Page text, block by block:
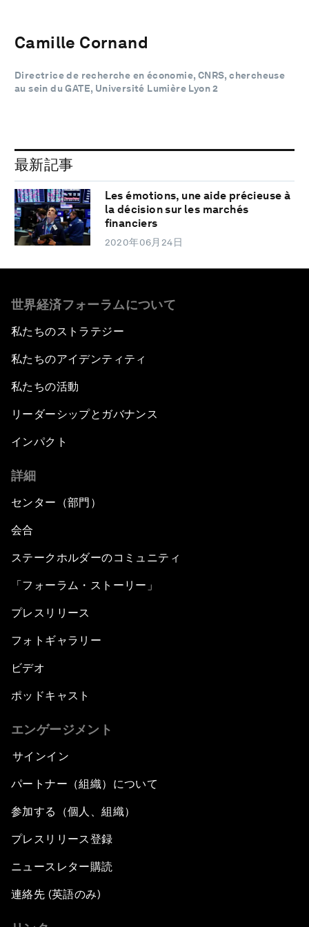
Camille Cornand
Directrice de recherche en économie, CNRS, chercheuse
au sein du GATE, Université Lumière Lyon 2
最新記事
Les émotions, une aide précieuse à
la décision sur les marchés
financiers
2020年06月24日
世界経済フォーラムについて
私たちのストラテジー
私たちのアイデンティティ
私たちの活動
リーダーシップとガバナンス
インパクト
詳細
センター（部門）
会合
ステークホルダーのコミュニティ
「フォーラム・ストーリー」
プレスリリース
フォトギャラリー
ビデオ
ポッドキャスト
エンゲージメント
サインイン
パートナー（組織）について
参加する（個人、組織）
プレスリリース登録
ニュースレター購読
連絡先 (英語のみ)